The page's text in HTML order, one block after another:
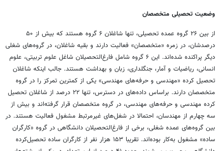
وضعیت تحصیلی متخصصان
از بین ۲۶ گروه عمده تحصیلی، تنها شاغلان ۶ گروه هستند که بیش از ۵۰
درصدشان، در زمره «متخصصان» فعالیت دارند و بقیه شاغلان، در گروه‌های شغلی
دیگر پراکنده شده‌اند. این ۶ گروه شامل فارغ‌التحصیلان شاغل علوم تربیتی، علوم
انسانی، ریاضیات و آمار، جنگلداری، زبان و بهداشت هستند. جالب اینکه شاغلان
تحصیل کرده «مهندسی و حرفه‌های مهندسی» یکی از کمترین تمرکز را در گروه
متخصصان دارند. براساس داده‌های در دسترس، تنها ۲۲ درصد از شاغلان تحصیل
کرده مهندسی و حرفه‌های مهندسی، در گروه متخصصان قرار گرفته‌اند و بیش از
سه چهارم از مهندسان، احتمالا در شغل‌های غیرمرتبط مشغول فعالیت هستند. در
بین گروه‌های عمده شغلی، برخی از فارغ‌التحصیلان دانشگاهی در گروه «کارگران
ساده» مشغول به‌کار بوده‌اند. تقریبا ۱۵۳ هزار نفر از کارگران ساده تحصیل‌کرده